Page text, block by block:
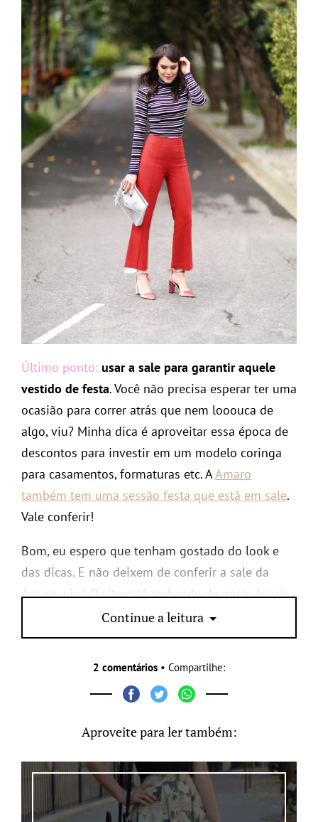
Último ponto: usar a sale para garantir aquele
vestido de festa. Você não precisa esperar ter uma
ocasião para correr atrás que nem looouca de
algo, viu? Minha dica é aproveitar essa época de
descontos para investir em um modelo coringa
para casamentos, formaturas etc. AAmaro
também tem uma sessão festa que está em sale.
Vale conferir!
Bom, eu espero que tenham gostado do look e
das dicas. E não deixem de conferir a sale da
Amaro, viu? O site está recheado de peças legais
meeesmo. Vocês não vão se arrepender ; )
Continue a leitura
2 comentários • Compartilhe:
Aproveite para ler também: